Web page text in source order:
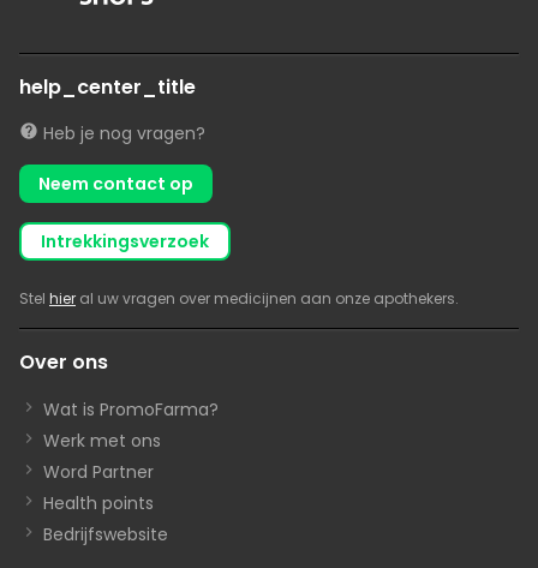
help_center_title
Heb je nog vragen?
Neem contact op
intrekkingsverzoek
Stel hier al uw vragen over medicijnen aan onze apothekers.
Over ons
Wat is PromoFarma?
Werk met ons
Word Partner
Health points
Bedrijfswebsite